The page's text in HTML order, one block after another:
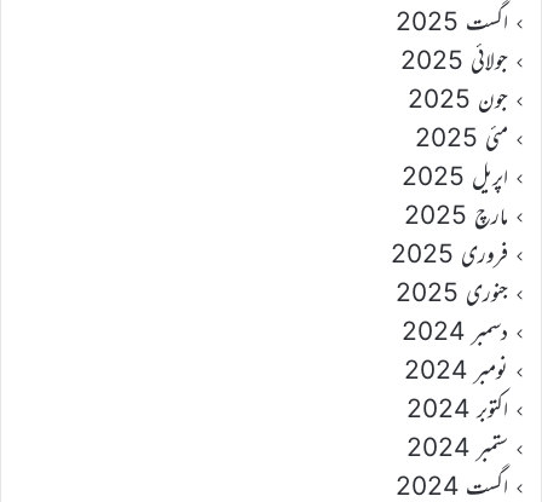
اگست 2025
جولائی 2025
جون 2025
مئی 2025
اپریل 2025
مارچ 2025
فروری 2025
جنوری 2025
دسمبر 2024
نومبر 2024
اکتوبر 2024
ستمبر 2024
اگست 2024